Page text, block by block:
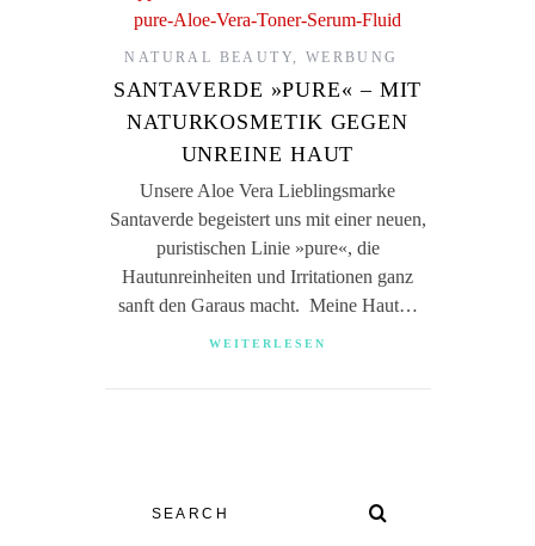
NATURAL BEAUTY, WERBUNG
SANTAVERDE »PURE« – MIT
NATURKOSMETIK GEGEN
UNREINE HAUT
Unsere Aloe Vera Lieblingsmarke
Santaverde begeistert uns mit einer neuen,
puristischen Linie »pure«, die
Hautunreinheiten und Irritationen ganz
sanft den Garaus macht. Meine Haut…
WEITERLESEN